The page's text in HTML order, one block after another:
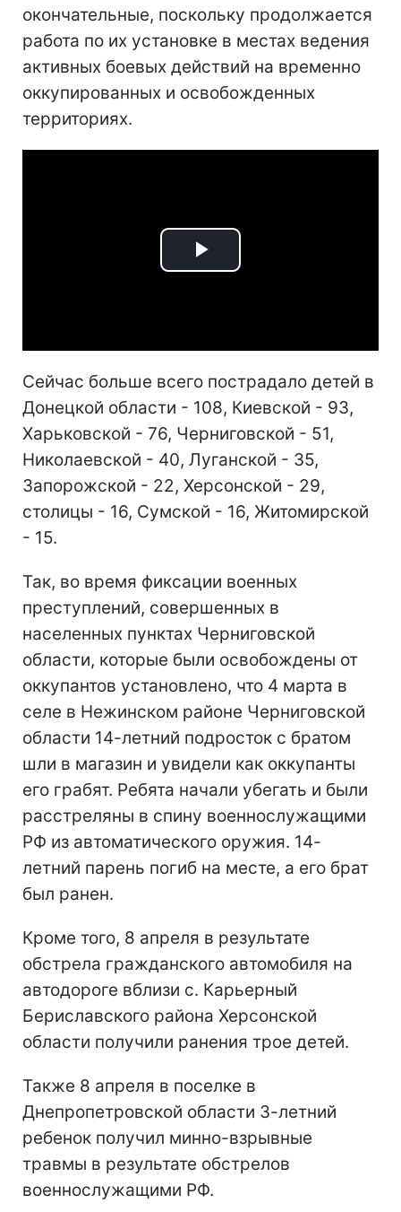
окончательные, поскольку продолжается
работа по их установке в местах ведения
активных боевых действий на временно
оккупированных и освобожденных
территориях.
Play
Сейчас больше всего пострадало детей в
Донецкой области - 108, Киевской - 93,
Харьковской - 76, Черниговской - 51,
Николаевской - 40, Луганской - 35,
Запорожской - 22, Херсонской - 29,
столицы - 16, Сумской - 16, Житомирской
- 15.
Так, во время фиксации военных
преступлений, совершенных в
населенных пунктах Черниговской
области, которые были освобождены от
оккупантов установлено, что 4 марта в
селе в Нежинском районе Черниговской
области 14-летний подросток с братом
шли в магазин и увидели как оккупанты
его грабят. Ребята начали убегать и были
расстреляны в спину военнослужащими
РФ из автоматического оружия. 14-
летний парень погиб на месте, а его брат
был ранен.
Кроме того, 8 апреля в результате
обстрела гражданского автомобиля на
автодороге вблизи с. Карьерный
Бериславского района Херсонской
области получили ранения трое детей.
Также 8 апреля в поселке в
Днепропетровской области 3-летний
ребенок получил минно-взрывные
травмы в результате обстрелов
военнослужащими РФ.